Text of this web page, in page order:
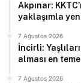
Akpınar:
yaklaşımla
7 Ağustos 2026
İncirli:
alması en
7 Ağustos 2026